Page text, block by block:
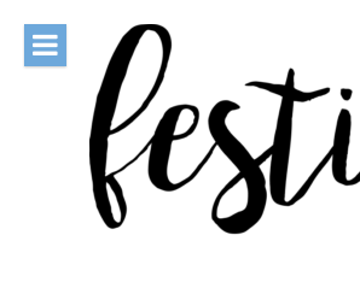
contenido